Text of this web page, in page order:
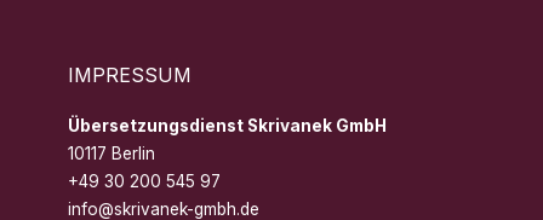
IMPRESSUM
Übersetzungsdienst Skrivanek GmbH
10117 Berlin
+49 30 200 545 97
info@skrivanek-gmbh.de